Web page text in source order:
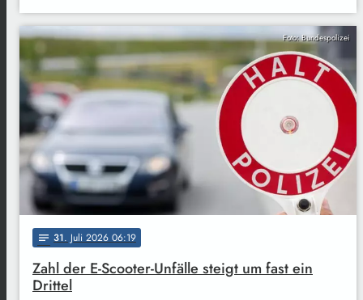
Foto: Bundespolizei
notes 31. Juli 2026 06:19
Zahl der E-Scooter-Unfälle steigt um fast ein
Drittel